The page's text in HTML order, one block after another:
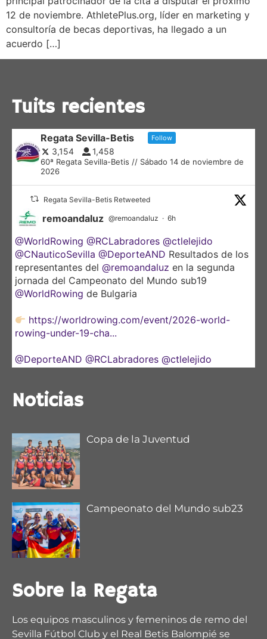
12 de noviembre. AthletePlus.org, líder en marketing y
consultoría de becas deportivas, ha llegado a un
acuerdo […]
Tuits recientes
Regata Sevilla-Betis Follow
3,154 1,458
60ª Regata Sevilla-Betis // Sábado 14 de noviembre de
2026
Regata Sevilla-Betis Retweeted
remoandaluz @remoandaluz · 6h
@WorldRowing @RCLabradores @ctlelejido
@CNauticoSevilla @DeporteAND Resultados de los
representantes del @remoandaluz en la segunda
jornada del Campeonato del Mundo sub19
@WorldRowing de Bulgaria
https://worldrowing.com/event/2026-world-
rowing-under-19-cha...
@DeporteAND @RCLabradores @ctlelejido
Noticias
Copa de la Juventud
Campeonato del Mundo sub23
Sobre la Regata
Los equipos masculinos y femeninos de remo del
Sevilla Fútbol Club y el Real Betis Balompié se